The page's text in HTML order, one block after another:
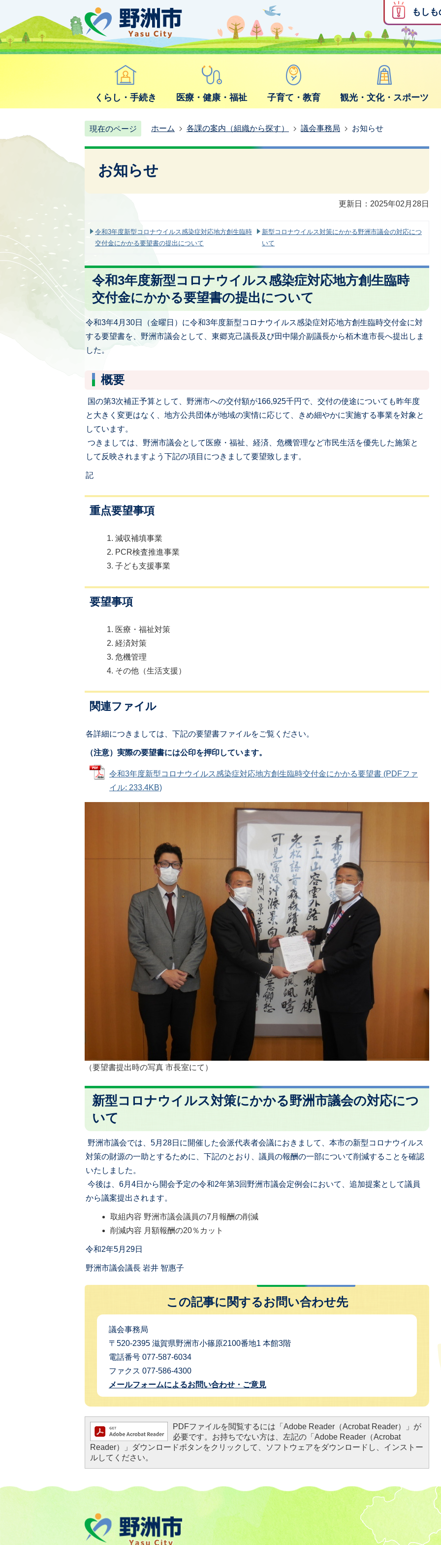
もし
くらし・手続き 医療・健康・福祉 子育て・教育 観光・文化・スポーツ
現在のページ ホーム 各課の案内（組織から探す） 議会事務局 お知らせ
お知らせ
更新日：2025年02月28日
令和3年度新型コロナウイルス感染症対応地方創生臨時
交付金にかかる要望書の提出について
新型コロナウイルス対策にかかる野洲市議会の対応につ
いて
令和3年度新型コロナウイルス感染症対応地方創生臨時
交付金にかかる要望書の提出について
令和3年4月30日（金曜日）に令和3年度新型コロナウイルス感染症対応地方創生臨時交付金に対
する要望書を、野洲市議会として、東郷克己議長及び田中陽介副議長から栢木進市長へ提出しま
した。
概要
国の第3次補正予算として、野洲市への交付額が166,925千円で、交付の使途についても昨年度
と大きく変更はなく、地方公共団体が地域の実情に応じて、きめ細やかに実施する事業を対象と
しています。
つきましては、野洲市議会として医療・福祉、経済、危機管理など市民生活を優先した施策と
して反映されますよう下記の項目につきまして要望致します。
記
重点要望事項
減収補填事業
PCR検査推進事業
子ども支援事業
要望事項
医療・福祉対策
経済対策
危機管理
その他（生活支援）
関連ファイル
各詳細につきましては、下記の要望書ファイルをご覧ください。
（注意）実際の要望書には公印を押印しています。
令和3年度新型コロナウイルス感染症対応地方創生臨時交付金にかかる要望書 (PDFファ
イル: 233.4KB)
（要望書提出時の写真 市長室にて）
新型コロナウイルス対策にかかる野洲市議会の対応につ
いて
野洲市議会では、5月28日に開催した会派代表者会議におきまして、本市の新型コロナウイルス
対策の財源の一助とするために、下記のとおり、議員の報酬の一部について削減することを確認
いたしました。
今後は、6月4日から開会予定の令和2年第3回野洲市議会定例会において、追加提案として議員
から議案提出されます。
取組内容 野洲市議会議員の7月報酬の削減
削減内容 月額報酬の20％カット
令和2年5月29日
野洲市議会議長 岩井 智惠子
この記事に関するお問い合わせ先
議会事務局
〒520-2395 滋賀県野洲市小篠原2100番地1 本館3階
電話番号 077-587-6034
ファクス 077-586-4300
メールフォームによるお問い合わせ・ご意見
PDFファイルを閲覧するには「Adobe Reader（Acrobat Reader）」が
必要です。お持ちでない方は、左記の「Adobe Reader（Acrobat
Reader）」ダウンロードボタンをクリックして、ソフトウェアをダウンロードし、インストー
ルしてください。